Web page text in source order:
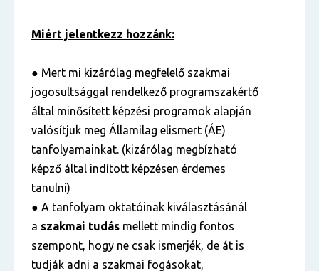
Miért jelentkezz hozzánk:
● Mert mi kizárólag megfelelő szakmai
jogosultsággal rendelkező programszakértő
által minősített képzési programok alapján
valósítjuk meg Államilag elismert (ÁE)
tanfolyamainkat. (kizárólag megbízható
képző által indított képzésen érdemes
tanulni)
● A tanfolyam oktatóinak kiválasztásánál
a szakmai tudás mellett mindig fontos
szempont, hogy ne csak ismerjék, de át is
tudják adni a szakmai fogásokat,